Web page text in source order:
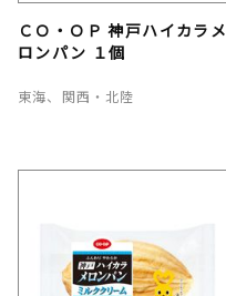
ＣＯ・ＯＰ 神戸ハイカラメ
ロンパン １個
東海、関西・北陸